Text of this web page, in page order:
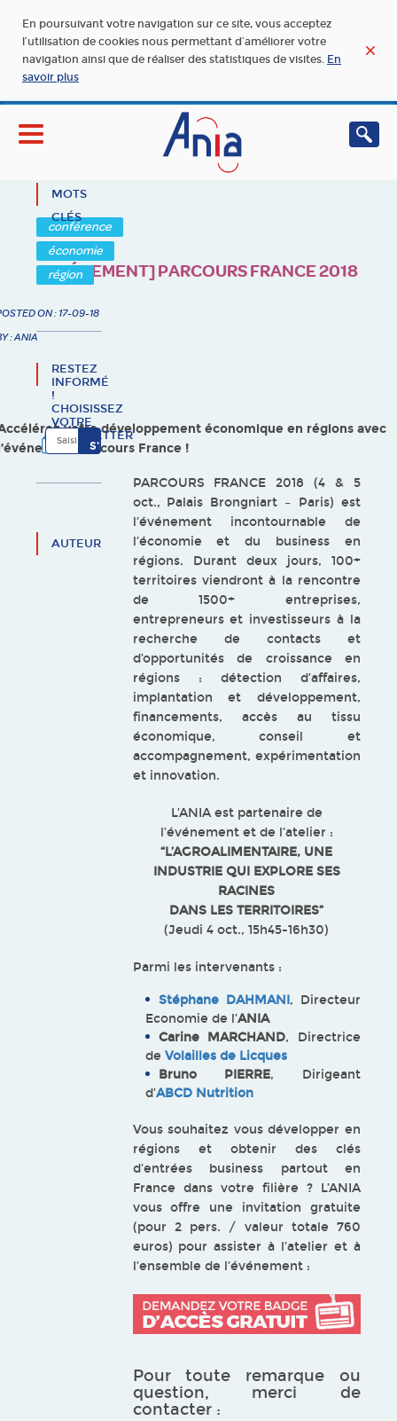
En poursuivant votre navigation sur ce site, vous acceptez
l’utilisation de cookies nous permettant d’améliorer votre
navigation ainsi que de réaliser des statistiques de visites. En
savoir plus
[EVÉNEMENT] PARCOURS FRANCE 2018
ON : 17-09-18
: ANIA
votre développement économique en régions avec
Parcours France !
MOTS
CLÉS
conférence
économie
région
RESTEZ
INFORMÉ
!
CHOISISSEZ
VOTRE
NEWSLETTER
AUTEUR
PARCOURS FRANCE 2018 (4 & 5
oct., Palais Brongniart – Paris) est
l’événement incontournable de
l’économie et du business en
régions. Durant deux jours, 100+
territoires viendront à la rencontre
de 1500+ entreprises,
entrepreneurs et investisseurs à la
recherche de contacts et
d’opportunités de croissance en
régions : détection d’affaires,
implantation et développement,
financements, accès au tissu
économique, conseil et
accompagnement, expérimentation
et innovation.
L’ANIA est partenaire de
l’événement et de l’atelier :
“L’AGROALIMENTAIRE, UNE
INDUSTRIE QUI EXPLORE SES
RACINES
DANS LES TERRITOIRES”
(Jeudi 4 oct., 15h45-16h30)
Parmi les intervenants :
Stéphane DAHMANI, Directeur
Economie de l’ANIA
Carine MARCHAND, Directrice
de Volailles de Licques
Bruno PIERRE, Dirigeant
d’ABCD Nutrition
Vous souhaitez vous développer en
régions et obtenir des clés
d’entrées business partout en
France dans votre filière ? L’ANIA
vous offre une invitation gratuite
(pour 2 pers. / valeur totale 760
euros) pour assister à l’atelier et à
l’ensemble de l’événement :
Pour toute remarque ou
question, merci de
contacter :